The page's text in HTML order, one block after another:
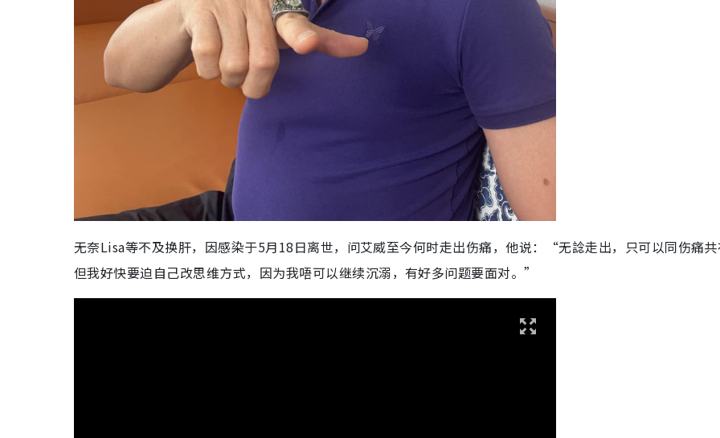
无奈Lisa等不及换肝，因感染于5月18日离世，问艾威至今何时走出伤痛，他说：“无諗走出，只可以同伤痛
但我好快要迫自己改思维方式，因为我唔可以继续沉溺，有好多问题要面对。”